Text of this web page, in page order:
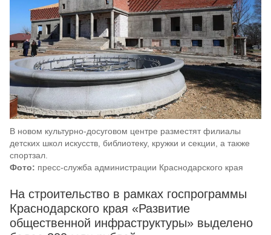
В новом культурно-досуговом центре разместят филиалы
детских школ искусств, библиотеку, кружки и секции, а также
спортзал.
Фото: пресс-служба администрации Краснодарского края
На строительство в рамках госпрограммы
Краснодарского края «Развитие
общественной инфраструктуры» выделено